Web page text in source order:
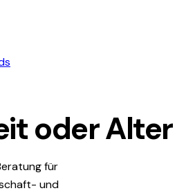
oder Alter
für
und